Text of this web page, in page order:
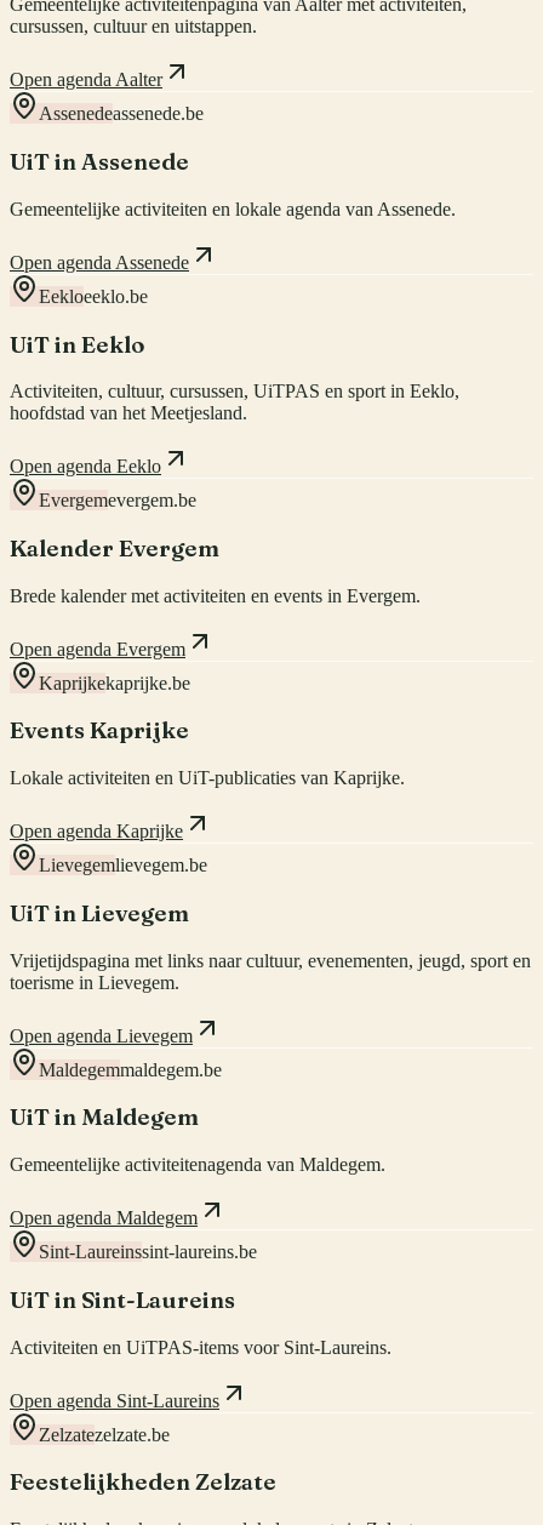
Gemeentelijke activiteitenpagina van Aalter met activiteiten,
cursussen, cultuur en uitstappen.
Open agenda Aalter
Assenedeassenede.be
UiT in Assenede
Gemeentelijke activiteiten en lokale agenda van Assenede.
Open agenda Assenede
Eekloeeklo.be
UiT in Eeklo
Activiteiten, cultuur, cursussen, UiTPAS en sport in Eeklo,
hoofdstad van het Meetjesland.
Open agenda Eeklo
Evergemevergem.be
Kalender Evergem
Brede kalender met activiteiten en events in Evergem.
Open agenda Evergem
Kaprijkekaprijke.be
Events Kaprijke
Lokale activiteiten en UiT-publicaties van Kaprijke.
Open agenda Kaprijke
Lievegemlievegem.be
UiT in Lievegem
Vrijetijdspagina met links naar cultuur, evenementen, jeugd, sport en
toerisme in Lievegem.
Open agenda Lievegem
Maldegemmaldegem.be
UiT in Maldegem
Gemeentelijke activiteitenagenda van Maldegem.
Open agenda Maldegem
Sint-Laureinssint-laureins.be
UiT in Sint-Laureins
Activiteiten en UiTPAS-items voor Sint-Laureins.
Open agenda Sint-Laureins
Zelzatezelzate.be
Feestelijkheden Zelzate